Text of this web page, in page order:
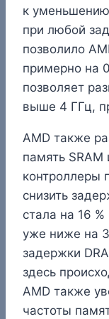
к
при любой
позволило
примерно на
позволяет
выше 4 ГГц,
AMD также
память SRAM
контроллеры
снизить
стала на 16
уже ниже на
задержки
здесь
AMD также
частоты